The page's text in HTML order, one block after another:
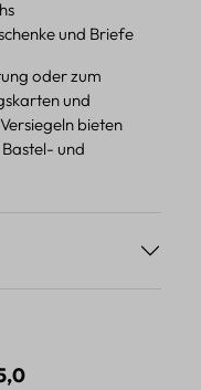
und Briefe
oder zum
und
bieten
und
Bewertung